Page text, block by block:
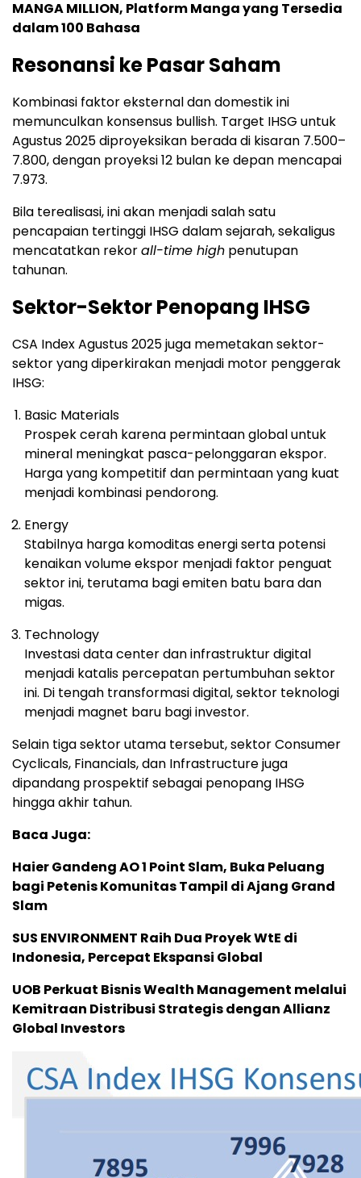
MANGA MILLION, Platform Manga yang Tersedia
dalam 100 Bahasa
Resonansi ke Pasar Saham
Kombinasi faktor eksternal dan domestik ini
memunculkan konsensus bullish. Target IHSG untuk
Agustus 2025 diproyeksikan berada di kisaran 7.500–
7.800, dengan proyeksi 12 bulan ke depan mencapai
7.973.
Bila terealisasi, ini akan menjadi salah satu
pencapaian tertinggi IHSG dalam sejarah, sekaligus
mencatatkan rekorall-time high penutupan
tahunan.
Sektor-Sektor Penopang IHSG
CSA Index Agustus 2025 juga memetakan sektor-
sektor yang diperkirakan menjadi motor penggerak
IHSG:
Basic Materials
Prospek cerah karena permintaan global untuk
mineral meningkat pasca-pelonggaran ekspor.
Harga yang kompetitif dan permintaan yang kuat
menjadi kombinasi pendorong.
Energy
Stabilnya harga komoditas energi serta potensi
kenaikan volume ekspor menjadi faktor penguat
sektor ini, terutama bagi emiten batu bara dan
migas.
Technology
Investasi data center dan infrastruktur digital
menjadi katalis percepatan pertumbuhan sektor
ini. Di tengah transformasi digital, sektor teknologi
menjadi magnet baru bagi investor.
Selain tiga sektor utama tersebut, sektor Consumer
Cyclicals, Financials, dan Infrastructure juga
dipandang prospektif sebagai penopang IHSG
hingga akhir tahun.
Baca Juga:
Haier Gandeng AO 1 Point Slam, Buka Peluang
bagi Petenis Komunitas Tampil di Ajang Grand
Slam
SUS ENVIRONMENT Raih Dua Proyek WtE di
Indonesia, Percepat Ekspansi Global
UOB Perkuat Bisnis Wealth Management melalui
Kemitraan Distribusi Strategis dengan Allianz
Global Investors